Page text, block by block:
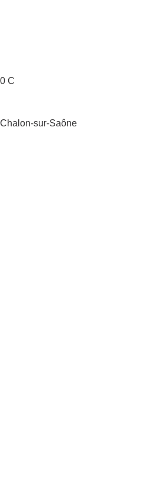
C
sur-Saône